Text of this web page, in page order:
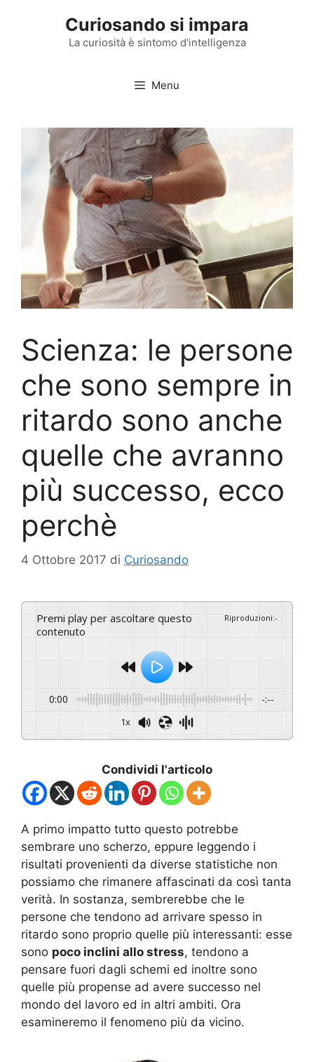
Curiosando si impara
La curiosità è sintomo d'intelligenza
Menu
Scienza: le persone
che sono sempre in
ritardo sono anche
quelle che avranno
più successo, ecco
perchè
4 Ottobre 2017 di Curiosando
Premi play per ascoltare questo
contenuto
Riproduzioni:-
0:00 -:--
1x
Condividi l'articolo
A primo impatto tutto questo potrebbe
sembrare uno scherzo, eppure leggendo i
risultati provenienti da diverse statistiche non
possiamo che rimanere affascinati da così tanta
verità. In sostanza, sembrerebbe che le
persone che tendono ad arrivare spesso in
ritardo sono proprio quelle più interessanti: esse
sono poco inclini allo stress, tendono a
pensare fuori dagli schemi ed inoltre sono
quelle più propense ad avere successo nel
mondo del lavoro ed in altri ambiti. Ora
esamineremo il fenomeno più da vicino.